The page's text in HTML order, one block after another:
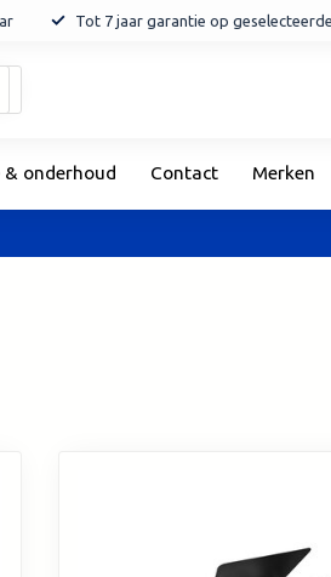
Tot 7 jaar garantie op
en
een
onderhoud Contact Merken